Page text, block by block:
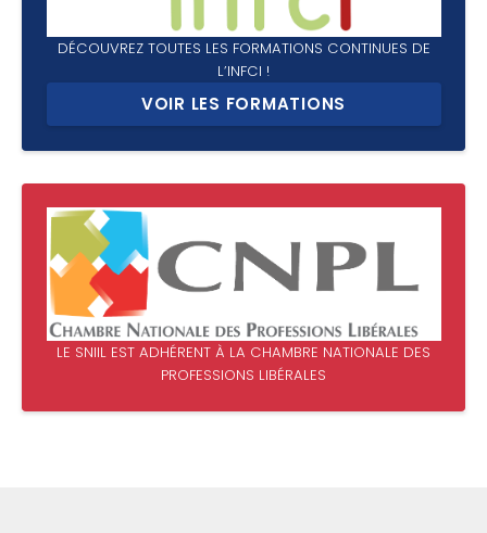
DÉCOUVREZ TOUTES LES FORMATIONS CONTINUES DE
L’INFCI !
VOIR LES FORMATIONS
LE SNIIL EST ADHÉRENT À LA CHAMBRE NATIONALE DES
PROFESSIONS LIBÉRALES